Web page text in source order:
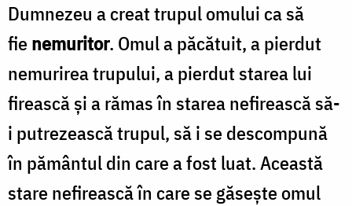
Dumnezeu a creat trupul omului ca să
fienemuritor. Omul a păcătuit, a pierdut
nemurirea trupului, a pierdut starea lui
firească și a rămas în starea nefirească să-
i putrezească trupul, să i se descompună
în pământul din care a fost luat. Această
stare nefirească în care se găsește omul